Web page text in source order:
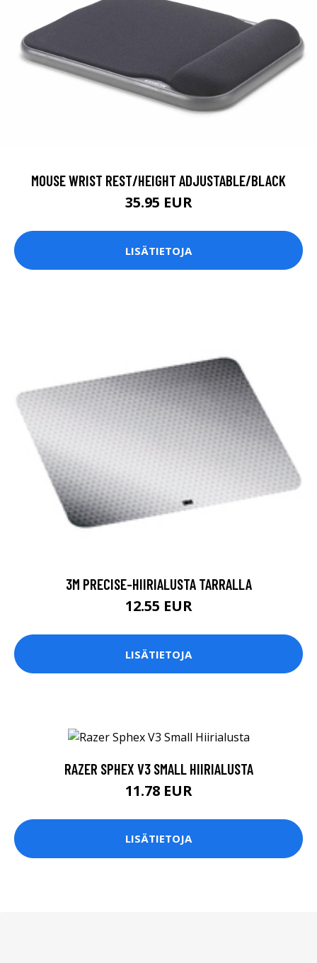
MOUSE WRIST REST/HEIGHT ADJUSTABLE/BLACK
35.95 EUR
LISÄTIETOJA
3M PRECISE-HIIRIALUSTA TARRALLA
12.55 EUR
LISÄTIETOJA
RAZER SPHEX V3 SMALL HIIRIALUSTA
11.78 EUR
LISÄTIETOJA